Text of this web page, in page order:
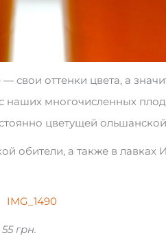
свои оттенки цвета, а
наших многочисленных
цветущей
обители, а также в лавках
грн.